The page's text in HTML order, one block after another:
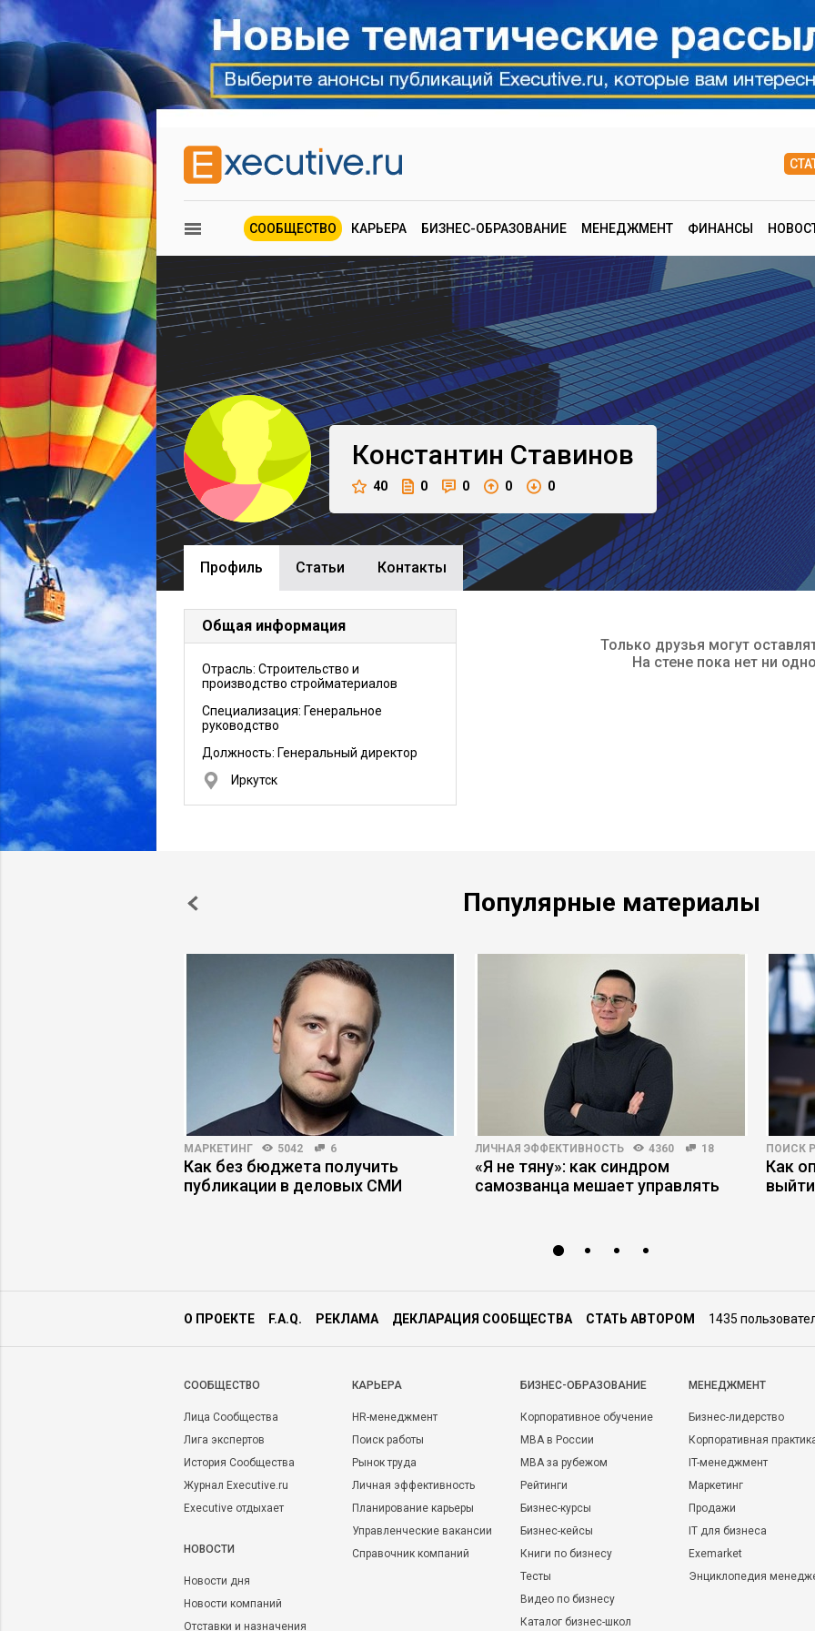
СООБЩЕСТВО КАРЬЕРА БИЗНЕС-ОБРАЗОВАНИЕ МЕНЕДЖМЕНТ ФИНАНСЫ
Константин Ставинов
40 0 0 0 0
Профиль Cтатьи Контакты
Общая информация
Отрасль: Строительство и
производство стройматериалов
Специализация: Генеральное
руководство
Должность: Генеральный директор
Иркутск
Только друзья могут
На стене пока нет ни
Популярные материалы
МАРКЕТИНГ 5042 6
Как без бюджета получить
публикации в деловых СМИ
ЛИЧНАЯ ЭФФЕКТИВНОСТЬ 4360 18
«Я не тяну»: как синдром
самозванца мешает управлять
ПОИСК
Как
О ПРОЕКТЕ F.A.Q. РЕКЛАМА ДЕКЛАРАЦИЯ СООБЩЕСТВА СТАТЬ АВТОРОМ 1435
CООБЩЕСТВО
Лица Сообщества
Лига экспертов
История Сообщества
Журнал Executive.ru
Executive отдыхает
НОВОСТИ
Новости дня
Новости компаний
Отставки и назначения
КАРЬЕРА
HR-менеджмент
Поиск работы
Рынок труда
Личная эффективность
Планирование карьеры
Управленческие вакансии
Справочник компаний
БИЗНЕС-ОБРАЗОВАНИЕ
Корпоративное обучение
MBA в России
MBA за рубежом
Рейтинги
Бизнес-курсы
Бизнес-кейсы
Книги по бизнесу
Тесты
Видео по бизнесу
Каталог бизнес-школ
МЕНЕДЖМЕНТ
Бизнес-лидерство
Корпоративная
IT-менеджмент
Маркетинг
Продажи
IT для бизнеса
Exemarket
Энциклопедия